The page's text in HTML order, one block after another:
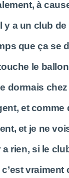
à
a un club de
que ça se
le
dormais
et comme
et je ne
rien, si le